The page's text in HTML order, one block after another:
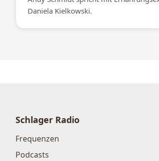
Daniela Kielkowski.
Schlager Radio
Frequenzen
Podcasts